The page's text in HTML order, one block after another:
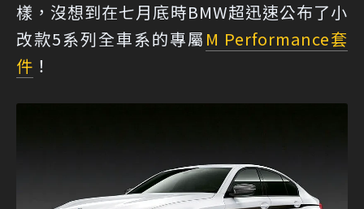
樣，沒想到在七月底時BMW超迅速公布了小
改款5系列全車系的專屬 M Performance套
件 ！